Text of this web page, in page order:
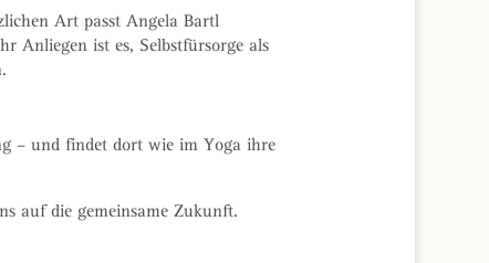
Art passt Angela Bartl
Anliegen ist es, Selbstfürsorge als
– und findet dort wie im Yoga ihre
auf die gemeinsame Zukunft.